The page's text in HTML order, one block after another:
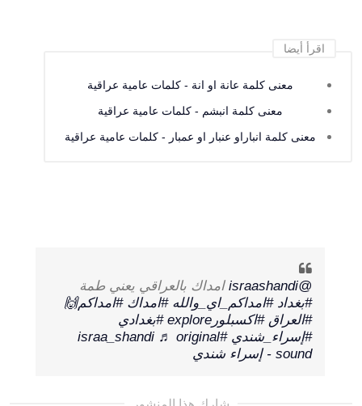
اقرأ أيضا
معنى كلمة عانة او انة - كلمات عامية عراقية
معنى كلمة انبشم - كلمات عامية عراقية
معنى كلمة انباراو عنبار او عمبار - كلمات عامية عراقية
@israashandi
امداك بالعراقي يعني طمة
#بغداد #امداكم_اي_والله #امداك #امداكم🙌
#العراق #اكسبلورexplore
#بغدادي
#إسراء_شندي #israa_shandi
♬ original
sound - إسراء شندي